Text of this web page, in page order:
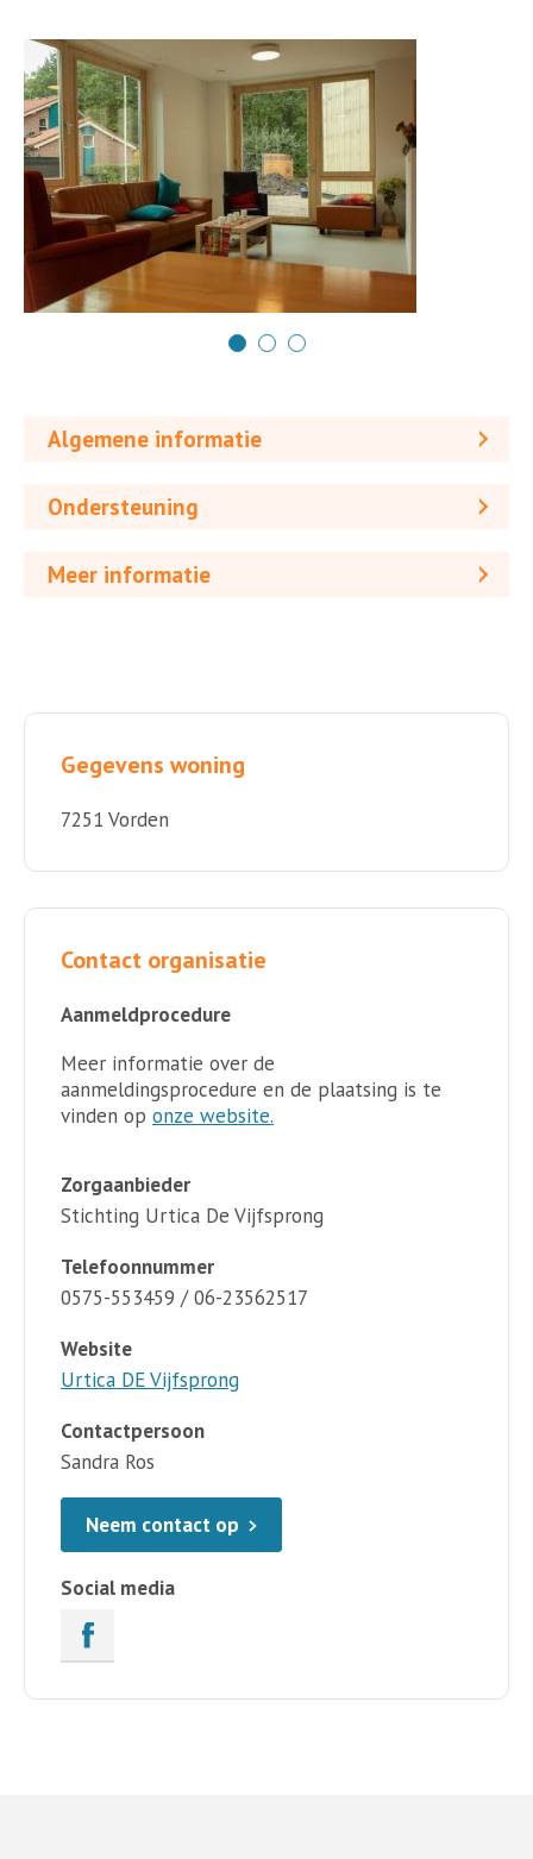
Algemene informatie
Ondersteuning
Meer informatie
Gegevens woning
7251 Vorden
Contact organisatie
Aanmeldprocedure
Meer informatie over de
aanmeldingsprocedure en de plaatsing is te
vinden op onze website.
Zorgaanbieder
Stichting Urtica De Vijfsprong
Telefoonnummer
0575-553459 / 06-23562517
Website
Urtica DE Vijfsprong
Contactpersoon
Sandra Ros
Neem contact op
Social media